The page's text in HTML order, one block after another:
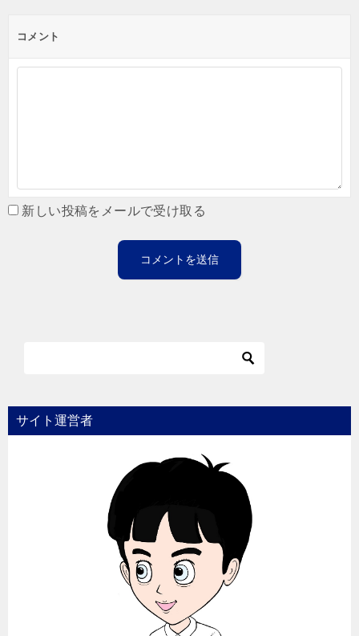
コメント
新しい投稿をメールで受け取る
サイト運営者